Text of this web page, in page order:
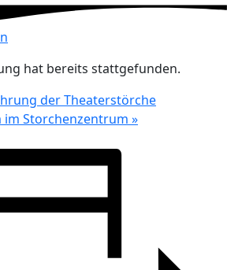
hat bereits stattgefunden.
der Theaterstörche
Storchenzentrum »